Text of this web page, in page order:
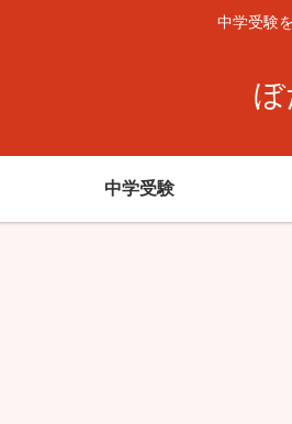
中学受験
ぼ
中学受験